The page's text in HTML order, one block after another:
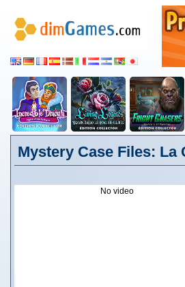
Mystery Case Files: La
No video